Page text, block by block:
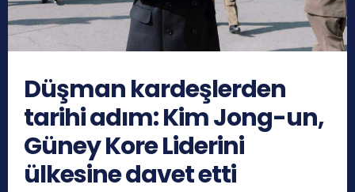
Düşman kardeşlerden
tarihi adım: Kim Jong-un,
Güney Kore Liderini
ülkesine davet etti